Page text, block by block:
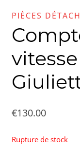
PIÈCES
€130.00
Rupture de stock